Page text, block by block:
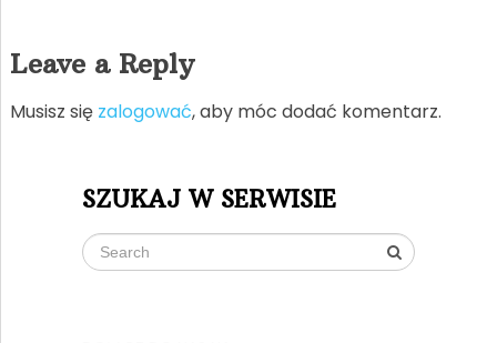
Leave a Reply
Musisz się zalogować, aby móc dodać komentarz.
SZUKAJ W SERWISIE